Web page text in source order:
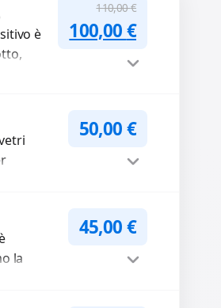
è
110,00€
Il prezzo originale
100,00€Il prezzo
50,00€
la
45,00€